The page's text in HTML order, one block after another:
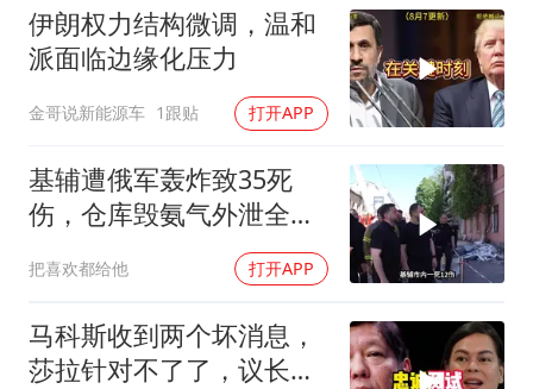
伊朗权力结构微调，温和
派面临边缘化压力
金哥说新能源车 1跟贴 打开APP
基辅遭俄军轰炸致35死
伤，仓库毁氨气外泄全城
把喜欢都给他 打开APP
马科斯收到两个坏消息，
莎拉针对不了了，议长反